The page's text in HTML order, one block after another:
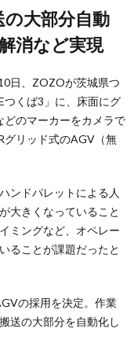
消など実現
日、ZOZOが茨城県つ
つくば3」に、床面にグ
どのマーカーをカメラで
グリッド式のAGV（無
ンドパレットによる人
大きくなっていること
ミングなど、オペレー
ることが課題だったと
の採用を決定。作業
送の大部分を自動化し